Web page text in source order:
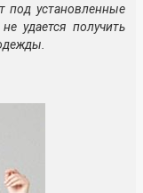
под установленные
удается получить